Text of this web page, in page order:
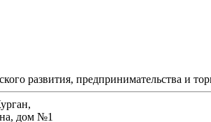
развития, предпринимательства и
дом №1